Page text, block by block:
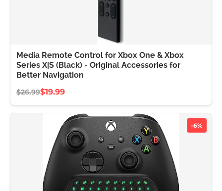
Media Remote Control for Xbox One & Xbox
Series X|S (Black) - Original Accessories for
Better Navigation
$26.99$19.99
-6%